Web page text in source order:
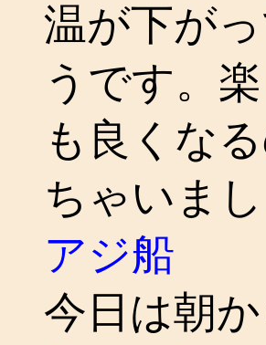
温が下が
うです。
も良くな
ちゃいまし
アジ船
今日は朝